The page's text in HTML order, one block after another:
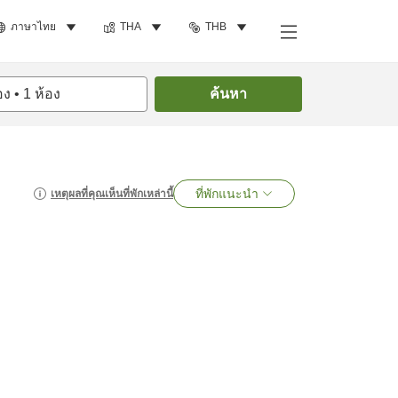
ภาษาไทย THA THB
• 1 ห้อง ค้นหา
เหตุผลที่คุณเห็นที่พักเหล่านี้ ที่พักแนะนำ